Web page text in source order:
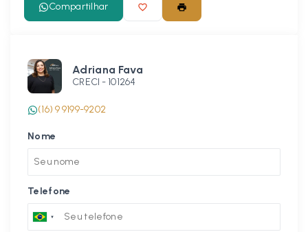
Compartilhar
Adriana Fava
CRECI - 101264
(16) 9 9199-9202
Nome
Telefone